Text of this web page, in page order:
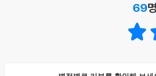
나는 위로를 잘 믿지 않는다. 어설픈 위안
되고 식고 다시 덥혀지며 엄청나게 큰 것이
경은 출세작인 『새의 선물』에서부터 최
69